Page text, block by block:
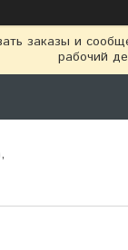
заказы и
рабочий